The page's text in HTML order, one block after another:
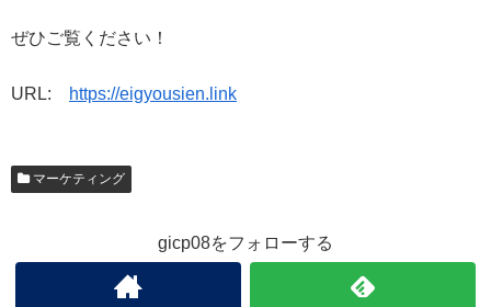
ぜひご覧ください！
URL: https://eigyousien.link
マーケティング
gicp08をフォローする